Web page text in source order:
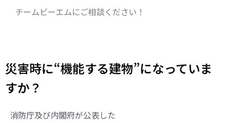
チームビーエムにご相談ください！
災害時に“機能する建物”になっていま
すか？
消防庁及び内閣府が公表した